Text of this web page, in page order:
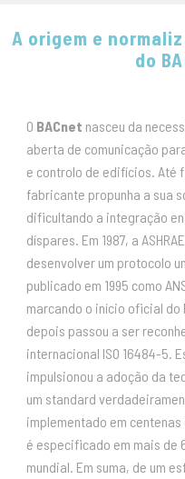
A origem e
do
O BACnet nasceu da
aberta de comunicação
e controlo de edifícios. Até
fabricante propunha a sua
dificultando a integração
díspares. Em 1987, a
desenvolver um protocolo
publicado em 1995 como
marcando o início oficial do
depois passou a ser
internacional ISO 16484-5.
impulsionou a adoção da
um standard
implementado em
é especificado em mais de
mundial. Em suma, de um